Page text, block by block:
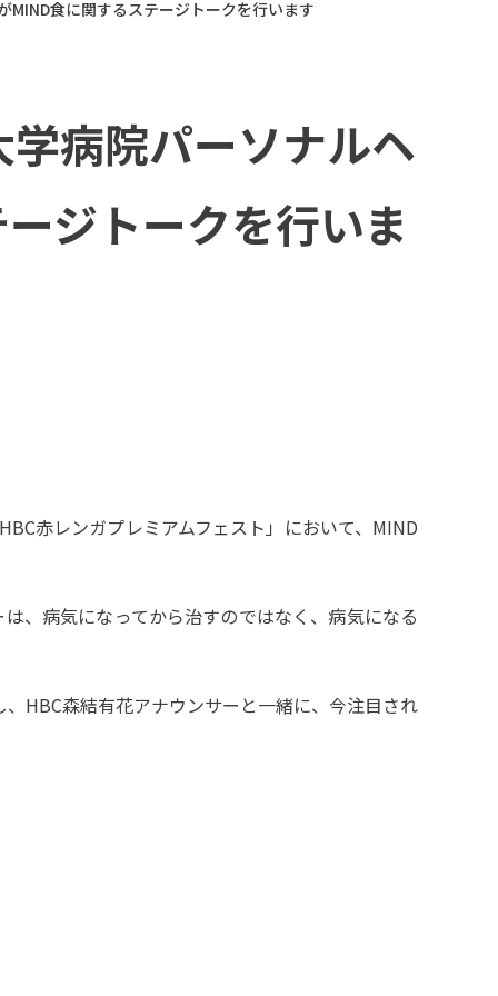
MIND食に関するステージトークを行います
病院パーソナルヘ
ジトークを行いま
赤レンガプレミアムフェスト」において、MIND
、病気になってから治すのではなく、病気になる
HBC森結有花アナウンサーと一緒に、今注目され